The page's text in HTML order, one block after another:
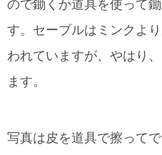
ので鋤くか道具を使って
す。セーブルはミンクよ
われていますが、やはり
ます。
写真は皮を道具で擦って